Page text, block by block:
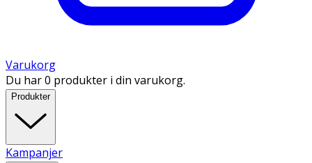
Varukorg
Du har 0 produkter i din varukorg.
Produkter
Kampanjer